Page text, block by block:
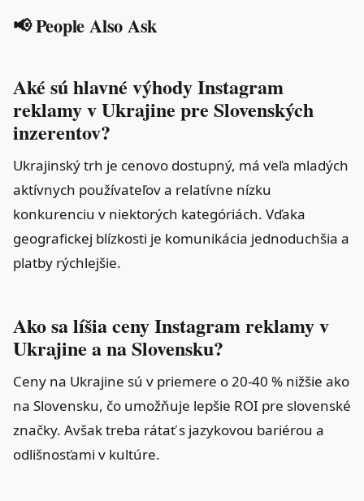
📢 People Also Ask
Aké sú hlavné výhody Instagram
reklamy v Ukrajine pre Slovenských
inzerentov?
Ukrajinský trh je cenovo dostupný, má veľa mladých
aktívnych používateľov a relatívne nízku
konkurenciu v niektorých kategóriách. Vďaka
geografickej blízkosti je komunikácia jednoduchšia a
platby rýchlejšie.
Ako sa líšia ceny Instagram reklamy v
Ukrajine a na Slovensku?
Ceny na Ukrajine sú v priemere o 20-40 % nižšie ako
na Slovensku, čo umožňuje lepšie ROI pre slovenské
značky. Avšak treba rátať s jazykovou bariérou a
odlišnosťami v kultúre.